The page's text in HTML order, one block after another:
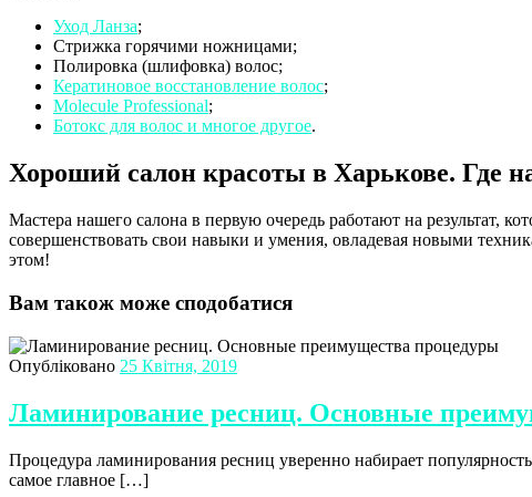
Уход Ланза;
Стрижка горячими ножницами;
Полировка (шлифовка) волос;
Кератиновое восстановление волос;
Molecule Professional;
Ботокс для волос и многое другое.
Хороший салон красоты в Харькове. Где
Мастера нашего салона в первую очередь работают на результат,
совершенствовать свои навыки и умения, овладевая новыми
этом!
Вам також може сподобатися
Опубліковано 25 Квітня, 2019
Ламинирование ресниц. Основные
Процедура ламинирования ресниц уверенно набирает
самое главное […]